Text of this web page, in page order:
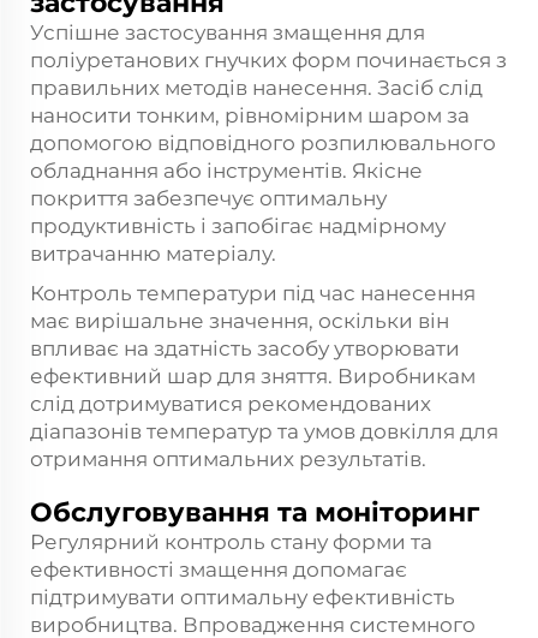
Успішне застосування змащення для
поліуретанових гнучких форм починається з
правильних методів нанесення. Засіб слід
наносити тонким, рівномірним шаром за
допомогою відповідного розпилювального
обладнання або інструментів. Якісне
покриття забезпечує оптимальну
продуктивність і запобігає надмірному
витрачанню матеріалу.
Контроль температури під час нанесення
має вирішальне значення, оскільки він
впливає на здатність засобу утворювати
ефективний шар для зняття. Виробникам
слід дотримуватися рекомендованих
діапазонів температур та умов довкілля для
отримання оптимальних результатів.
Обслуговування та моніторинг
Регулярний контроль стану форми та
ефективності змащення допомагає
підтримувати оптимальну ефективність
виробництва. Впровадження системного